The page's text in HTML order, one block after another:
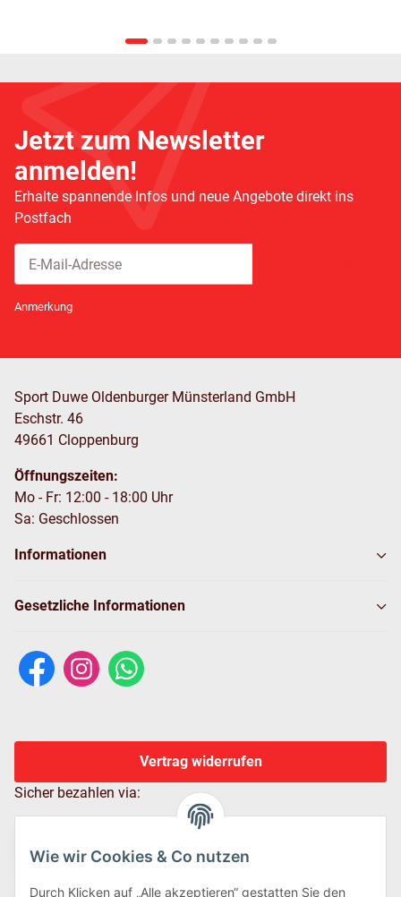
Wie wir Cookies & Co nutzen
Durch Klicken auf „Alle akzeptieren“ gestatten Sie den
Jetzt zum Newsletter
anmelden!
Erhalte spannende Infos und neue Angebote direkt ins
Postfach
Anmerkung
Sport Duwe Oldenburger Münsterland GmbH
Eschstr. 46
49661 Cloppenburg
Öffnungszeiten:
Mo - Fr: 12:00 - 18:00 Uhr
Sa: Geschlossen
Informationen
Gesetzliche Informationen
Vertrag widerrufen
Sicher bezahlen via: